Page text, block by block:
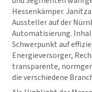
Hessenkämper.
Aussteller auf der
Automatisierung.
Schwerpunkt auf
Energieversorger,
transparente,
die verschiedene